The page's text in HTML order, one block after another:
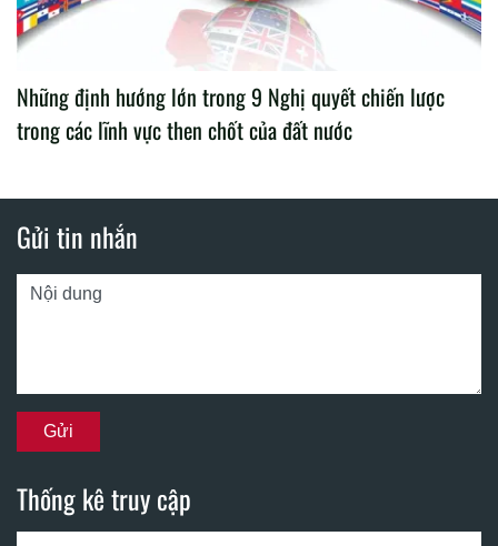
Những định hướng lớn trong 9 Nghị quyết chiến lược
trong các lĩnh vực then chốt của đất nước
Gửi tin nhắn
Thống kê truy cập